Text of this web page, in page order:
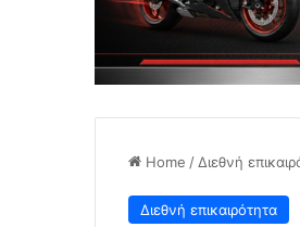
Home / Διεθνή
Διεθνή επικαιρότητα